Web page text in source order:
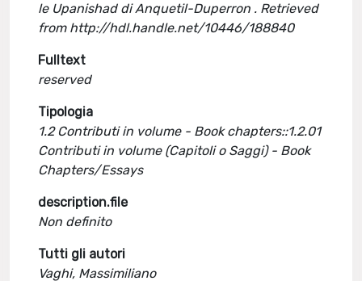
le Upanishad di Anquetil-Duperron . Retrieved
from http://hdl.handle.net/10446/188840
Fulltext
reserved
Tipologia
1.2 Contributi in volume - Book chapters::1.2.01
Contributi in volume (Capitoli o Saggi) - Book
Chapters/Essays
description.file
Non definito
Tutti gli autori
Vaghi, Massimiliano